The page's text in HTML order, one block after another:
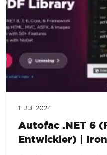
1. Juli 2024
Autofac .NET 6
Entwickler) |